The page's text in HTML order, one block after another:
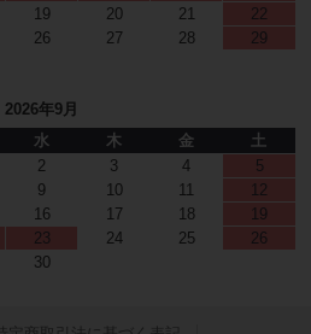
19 20 21
22
26 27 28
29
2026年9月
水 木 金
土
2 3 4
5
9 10 11
12
16 17 18
19
23 24 25
26
30